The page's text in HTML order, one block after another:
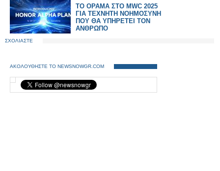
ΤΟ ΟΡΑΜΑ ΣΤΟ MWC 2025
ΓΙΑ ΤΕΧΝΗΤΗ ΝΟΗΜΟΣΥΝΗ
ΠΟΥ ΘΑ ΥΠΗΡΕΤΕΙ ΤΟΝ
ΑΝΘΡΩΠΟ
ΣΧΟΛΙΑΣΤΕ
ΑΚΟΛΟΥΘΗΣΤΕ ΤΟ NEWSNOWGR.COM